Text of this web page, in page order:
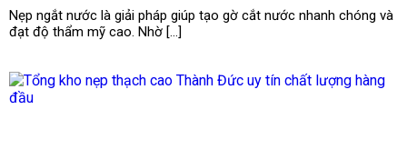
Nẹp ngắt nước là giải pháp giúp tạo gờ cắt nước nhanh chóng và
đạt độ thẩm mỹ cao. Nhờ […]